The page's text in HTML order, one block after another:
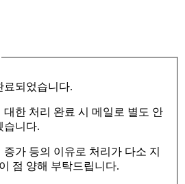
료되었습니다.
대한 처리 완료 시 메일로 별도 안
습니다.
가 등의 이유로 처리가 다소 지
점 양해 부탁드립니다.